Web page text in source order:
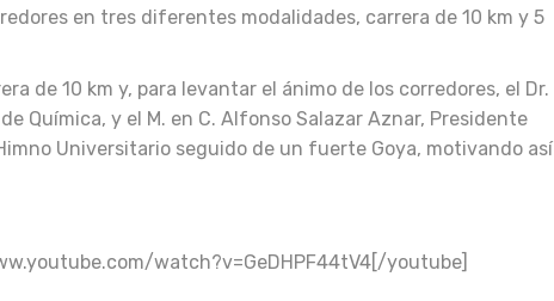
en tres diferentes modalidades, carrera de 10 km y 5
de 10 km y, para levantar el ánimo de los corredores, el Dr.
Química, y el M. en C. Alfonso Salazar Aznar, Presidente
Universitario seguido de un fuerte Goya, motivando así
watch?v=GeDHPF44tV4[/youtube]